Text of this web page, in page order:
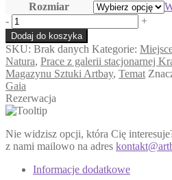
Rozmiar
ilość
Lion
Fish
- +
Dodaj do koszyka
SKU: Brak danych Kategorie:
Natura, Prace z galerii stacjonarnej
Magazynu Sztuki Artbay, Temat
Gaia
Rezerwacja
Nie widzisz opcji, która Cię
z nami mailowo na adres
Informacje dodatkowe